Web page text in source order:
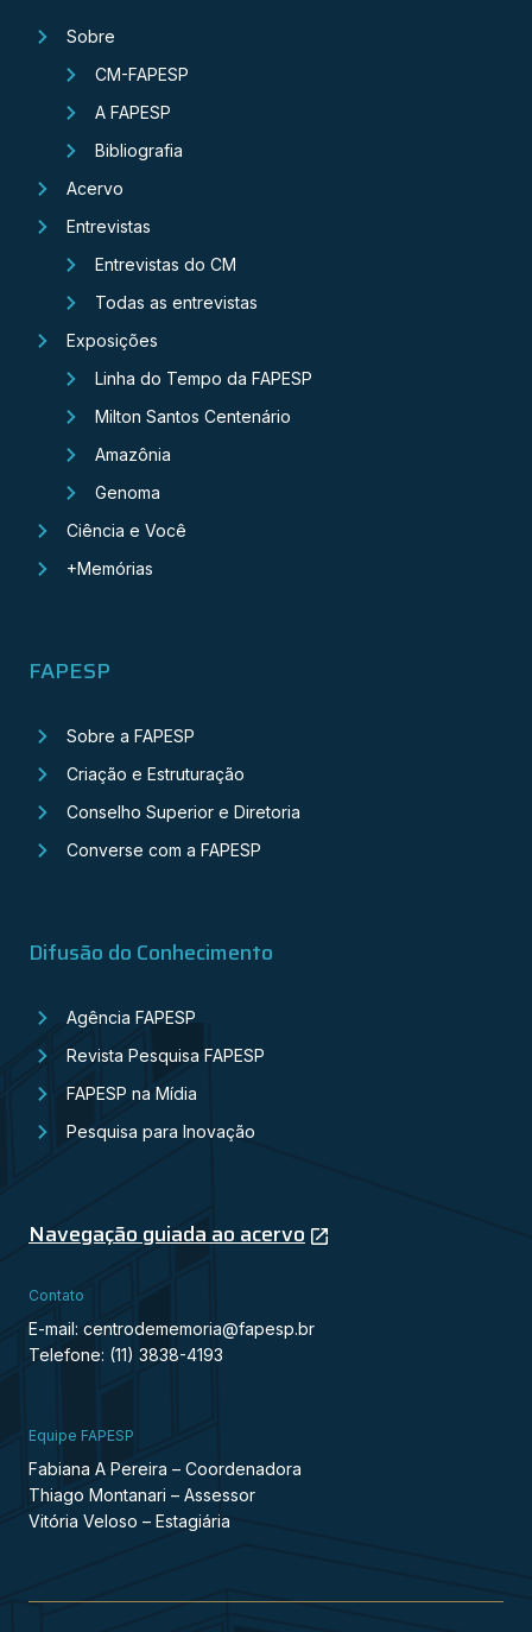
Sobre
CM-FAPESP
A FAPESP
Bibliografia
Acervo
Entrevistas
Entrevistas do CM
Todas as entrevistas
Exposições
Linha do Tempo da FAPESP
Milton Santos Centenário
Amazônia
Genoma
Ciência e Você
+Memórias
FAPESP
Sobre a FAPESP
Criação e Estruturação
Conselho Superior e Diretoria
Converse com a FAPESP
Difusão do Conhecimento
Agência FAPESP
Revista Pesquisa FAPESP
FAPESP na Mídia
Pesquisa para Inovação
Navegação guiada ao acervo
Contato
E-mail: centrodememoria@fapesp.br
Telefone: (11) 3838-4193
Equipe FAPESP
Fabiana A Pereira – Coordenadora
Thiago Montanari – Assessor
Vitória Veloso – Estagiária